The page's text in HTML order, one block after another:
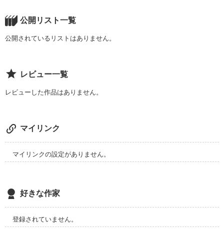
まだ君のこと
戸口莉奈ﾄｸﾞﾁﾘﾅ
不器用で人気者な
山口李斗ﾔﾏｸﾞﾁﾘﾄ
片思いって
こんなにつらかったっけ
公開リスト一覧
公開されているリストはありません。
レビュー一覧
レビューした作品はありません。
マイリンク
マイリンクの設定がありません。
好きな作家
登録されていません。